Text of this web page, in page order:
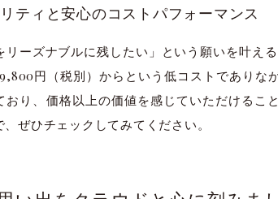
ティと安心のコストパフォーマンス
リーズナブルに残したい」という願いを叶え
円（税別）からという低コストでありな
おり、価格以上の価値を感じていただけるこ
ぜひチェックしてみてください。